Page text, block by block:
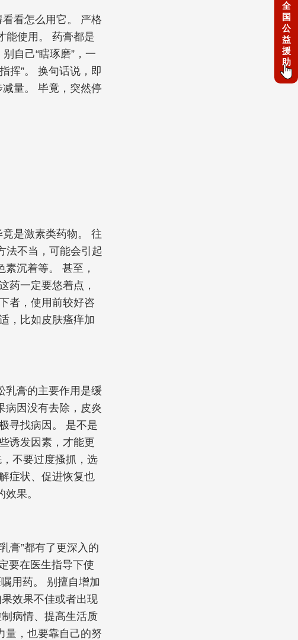
看怎么用它。 严格
能使用。 药膏都是
自己“瞎琢磨”，一
挥”。 换句话说，即
量。 毕竟，突然停
是激素类药物。 往
法不当，可能会引起
沉着等。 甚至，
药一定要悠着点，
者，使用前较好咨
，比如皮肤瘙痒加
乳膏的主要作用是缓
病因没有去除，皮炎
寻找病因。 是不是
诱发因素，才能更
不要过度搔抓，选
症状、促进恢复也
果。
膏”都有了更深入的
要在医生指导下使
用药。 别擅自增加
效果不佳或者出现
病情、提高生活质
量，也要靠自己的努
全
国
公
益
援
助